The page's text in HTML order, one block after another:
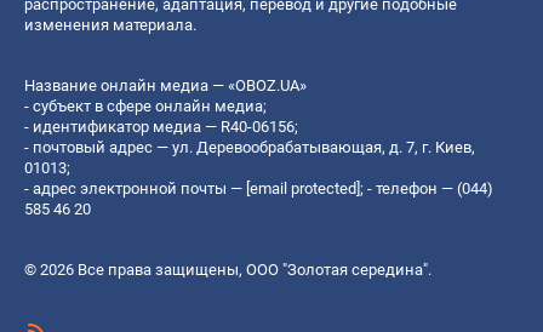
распространение, адаптация, перевод и другие подобные
изменения материала.
Название онлайн медиа — «OBOZ.UA»
- субъект в сфере онлайн медиа;
- идентификатор медиа — R40-06156;
- почтовый адрес — ул. Деревообрабатывающая, д. 7, г. Киев,
01013;
- адрес электронной почты — [email protected]; - телефон — (044)
585 46 20
© 2026 Все права защищены, ООО "Золотая середина".